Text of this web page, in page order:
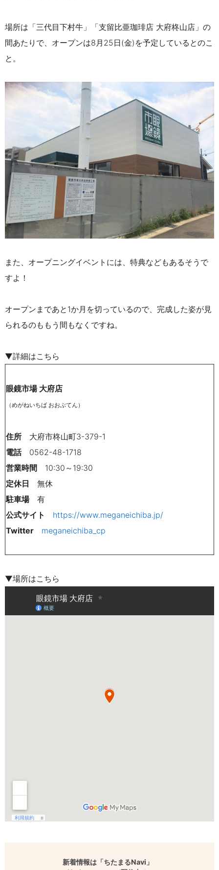
場所は「三代目下村牛」「支留比亜珈琲店 大府柊山店」の
間あたりで、オープンは8月25日(金)を予定しているとのこ
と。
また、オープニングイベントには、特典などもあるそうで
すよ！
オープンまであと1か月を切っているので、完成した姿が見
られるのももう間もなくですね。
▼詳細はこちら
眼鏡市場 大府店
（めがねいちば おおぶてん）
住所 大府市柊山町3-379-1
電話0562-48-1718
営業時間 10:30～19:30
定休日 無休
駐車場有
公式サイト
https://www.meganeichiba.jp/
Twitter
meganeichiba_cp
▼場所はこちら
新着情報は「ちたまるNavi」